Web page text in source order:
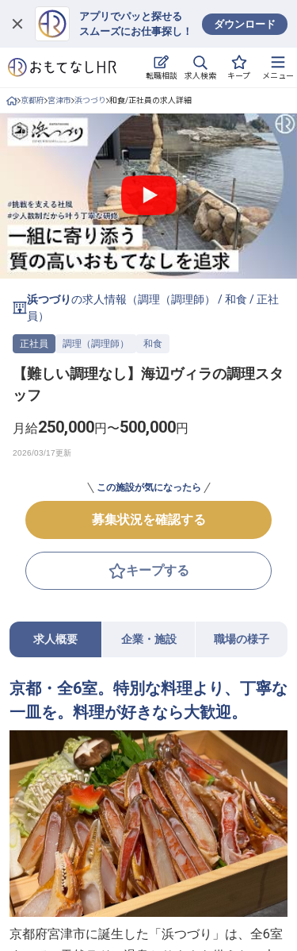
アプリでパッと探せる
スムーズにお仕事探し！
ダウンロード
転職相談 求人検索 キープ メニュー
ログイン
求人・施設を探す
キープした求人
就職・転職 合同説明会
おもてなしHRについて
ご利用の流れ
よくある質問
無料 転職サポートに申し込む
採用をお考えの企業様へ
京都府 宮津市 浜つづり 和食/正社員の求人詳細
浜つづりの求人情報（調理（調理師） /和食 /正社
員 ）
正社員 調理（調理師） 和食
【難しい調理なし】海辺ヴィラの調理スタ
ッフ
月給250,000円〜500,000円
この施設が気になったら
募集状況を確認する
キープする
求人概要 企業・施設 職場の様子
京都・全6室。特別な料理より、丁寧な
一皿を。料理が好きなら大歓迎。
京都府宮津市に誕生した「浜つづり」は、全6室